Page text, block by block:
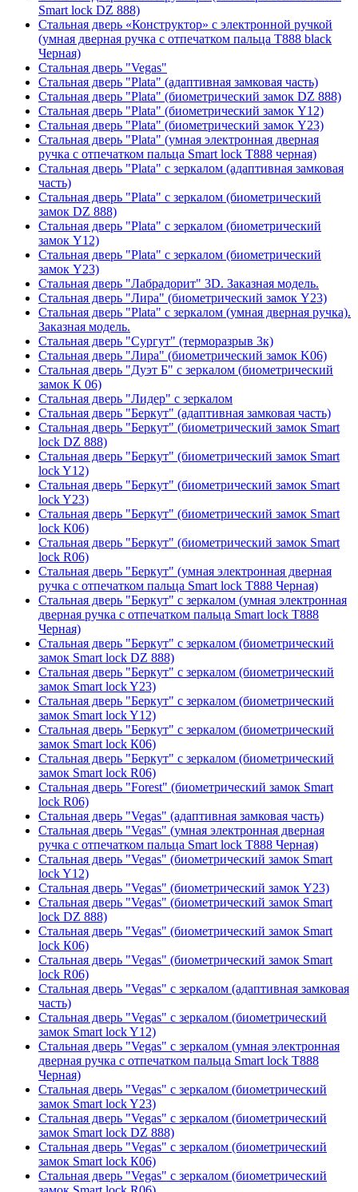
Smart lock DZ 888)
Стальная дверь «Конструктор» с электронной ручкой
(умная дверная ручка с отпечатком пальца T888 black
Черная)
Стальная дверь "Vegas"
Стальная дверь "Plata" (адаптивная замковая часть)
Стальная дверь "Plata" (биометрический замок DZ 888)
Стальная дверь "Plata" (биометрический замок Y12)
Стальная дверь "Plata" (биометрический замок Y23)
Стальная дверь "Plata" (умная электронная дверная
ручка с отпечатком пальца Smart lock T888 черная)
Стальная дверь "Plata" с зеркалом (адаптивная замковая
часть)
Стальная дверь "Plata" с зеркалом (биометрический
замок DZ 888)
Стальная дверь "Plata" с зеркалом (биометрический
замок Y12)
Стальная дверь "Plata" с зеркалом (биометрический
замок Y23)
Стальная дверь "Лабрадорит" 3D. Заказная модель.
Стальная дверь "Лира" (биометрический замок Y23)
Стальная дверь "Plata" с зеркалом (умная дверная ручка).
Заказная модель.
Стальная дверь "Сургут" (терморазрыв 3к)
Стальная дверь "Лира" (биометрический замок K06)
Стальная дверь "Дуэт Б" с зеркалом (биометрический
замок К 06)
Стальная дверь "Лидер" с зеркалом
Стальная дверь "Беркут" (адаптивная замковая часть)
Стальная дверь "Беркут" (биометрический замок Smart
lock DZ 888)
Стальная дверь "Беркут" (биометрический замок Smart
lock Y12)
Стальная дверь "Беркут" (биометрический замок Smart
lock Y23)
Стальная дверь "Беркут" (биометрический замок Smart
lock К06)
Стальная дверь "Беркут" (биометрический замок Smart
lock R06)
Стальная дверь "Беркут" (умная электронная дверная
ручка с отпечатком пальца Smart lock T888 Черная)
Стальная дверь "Беркут" с зеркалом (умная электронная
дверная ручка с отпечатком пальца Smart lock T888
Черная)
Стальная дверь "Беркут" с зеркалом (биометрический
замок Smart lock DZ 888)
Стальная дверь "Беркут" с зеркалом (биометрический
замок Smart lock Y23)
Стальная дверь "Беркут" с зеркалом (биометрический
замок Smart lock Y12)
Стальная дверь "Беркут" с зеркалом (биометрический
замок Smart lock К06)
Стальная дверь "Беркут" с зеркалом (биометрический
замок Smart lock R06)
Стальная дверь "Forest" (биометрический замок Smart
lock R06)
Стальная дверь "Vegas" (адаптивная замковая часть)
Стальная дверь "Vegas" (умная электронная дверная
ручка с отпечатком пальца Smart lock T888 Черная)
Стальная дверь "Vegas" (биометрический замок Smart
lock Y12)
Стальная дверь "Vegas" (биометрический замок Y23)
Стальная дверь "Vegas" (биометрический замок Smart
lock DZ 888)
Стальная дверь "Vegas" (биометрический замок Smart
lock К06)
Стальная дверь "Vegas" (биометрический замок Smart
lock R06)
Стальная дверь "Vegas" с зеркалом (адаптивная замковая
часть)
Стальная дверь "Vegas" с зеркалом (биометрический
замок Smart lock Y12)
Стальная дверь "Vegas" с зеркалом (умная электронная
дверная ручка с отпечатком пальца Smart lock T888
Черная)
Стальная дверь "Vegas" с зеркалом (биометрический
замок Smart lock Y23)
Стальная дверь "Vegas" с зеркалом (биометрический
замок Smart lock DZ 888)
Стальная дверь "Vegas" с зеркалом (биометрический
замок Smart lock К06)
Стальная дверь "Vegas" с зеркалом (биометрический